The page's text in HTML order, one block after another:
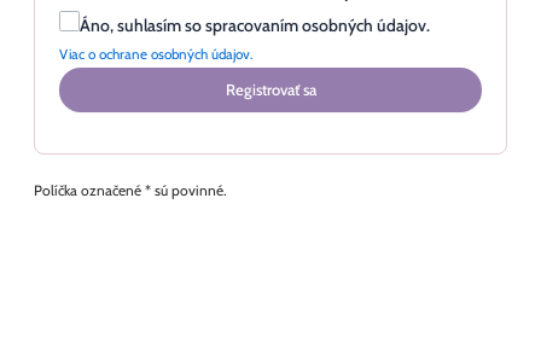
Áno, suhlasím so spracovaním osobných údajov.
Viac o ochrane osobných údajov.
Registrovať sa
Políčka označené * sú povinné.